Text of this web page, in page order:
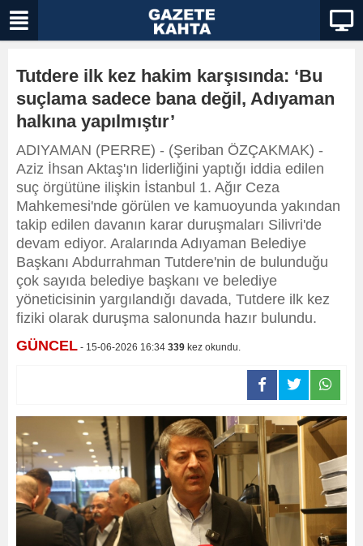
Tutdere ilk kez hakim karşısında: ‘Bu
suçlama sadece bana değil, Adıyaman
halkına yapılmıştır’
ADIYAMAN (PERRE) - (Şeriban ÖZÇAKMAK) -
Aziz İhsan Aktaş'ın liderliğini yaptığı iddia edilen
suç örgütüne ilişkin İstanbul 1. Ağır Ceza
Mahkemesi'nde görülen ve kamuoyunda yakından
takip edilen davanın karar duruşmaları Silivri'de
devam ediyor. Aralarında Adıyaman Belediye
Başkanı Abdurrahman Tutdere'nin de bulunduğu
çok sayıda belediye başkanı ve belediye
yöneticisinin yargılandığı davada, Tutdere ilk kez
fiziki olarak duruşma salonunda hazır bulundu.
GÜNCEL - 15-06-2026 16:34 339 kez okundu.